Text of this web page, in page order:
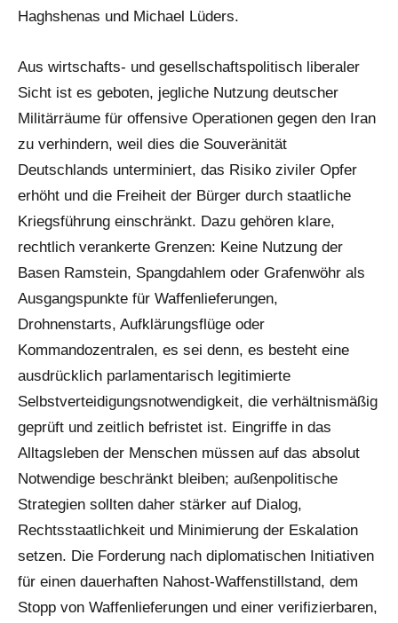
Haghshenas und Michael Lüders.
Aus wirtschafts- und gesellschaftspolitisch liberaler
Sicht ist es geboten, jegliche Nutzung deutscher
Militärräume für offensive Operationen gegen den Iran
zu verhindern, weil dies die Souveränität
Deutschlands unterminiert, das Risiko ziviler Opfer
erhöht und die Freiheit der Bürger durch staatliche
Kriegsführung einschränkt. Dazu gehören klare,
rechtlich verankerte Grenzen: Keine Nutzung der
Basen Ramstein, Spangdahlem oder Grafenwöhr als
Ausgangspunkte für Waffenlieferungen,
Drohnenstarts, Aufklärungsflüge oder
Kommandozentralen, es sei denn, es besteht eine
ausdrücklich parlamentarisch legitimierte
Selbstverteidigungsnotwendigkeit, die verhältnismäßig
geprüft und zeitlich befristet ist. Eingriffe in das
Alltagsleben der Menschen müssen auf das absolut
Notwendige beschränkt bleiben; außenpolitische
Strategien sollten daher stärker auf Dialog,
Rechtsstaatlichkeit und Minimierung der Eskalation
setzen. Die Forderung nach diplomatischen Initiativen
für einen dauerhaften Nahost-Waffenstillstand, dem
Stopp von Waffenlieferungen und einer verifizierbaren,